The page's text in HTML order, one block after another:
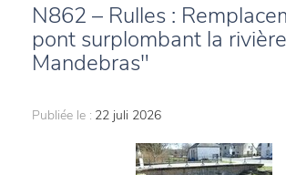
N862 – Rulles :
pont surplombant la
Mandebras"
Publiée le : 22 juli 2026